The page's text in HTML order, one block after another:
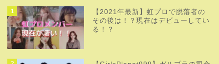
1
【2021年最新】虹プロで脱落者の
その後は！？現在はデビューしてい
る！？